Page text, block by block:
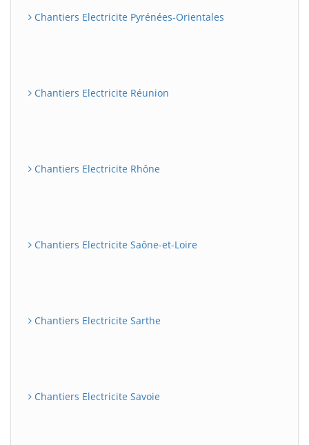
Chantiers Electricite Pyrénées-Orientales
Chantiers Electricite Réunion
Chantiers Electricite Rhône
Chantiers Electricite Saône-et-Loire
Chantiers Electricite Sarthe
Chantiers Electricite Savoie